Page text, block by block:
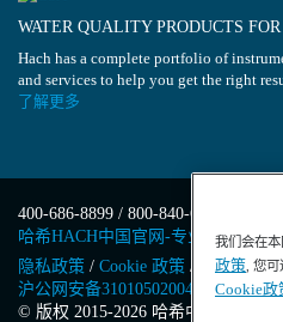
WATER QUALITY PRODUCTS
Hach has a complete portfolio of
and services to help you get the right
了解更多
400-686-8899 / 800-840-6026
哈希HACH中国官网-专业水质分析
隐私政策 / Cookie 政策 / Cookie 设
沪公网安备31010502004971号/沪(
© 版权 2015-2026 哈希中国版权所有
我们会在
政策, 您可
Cookie政